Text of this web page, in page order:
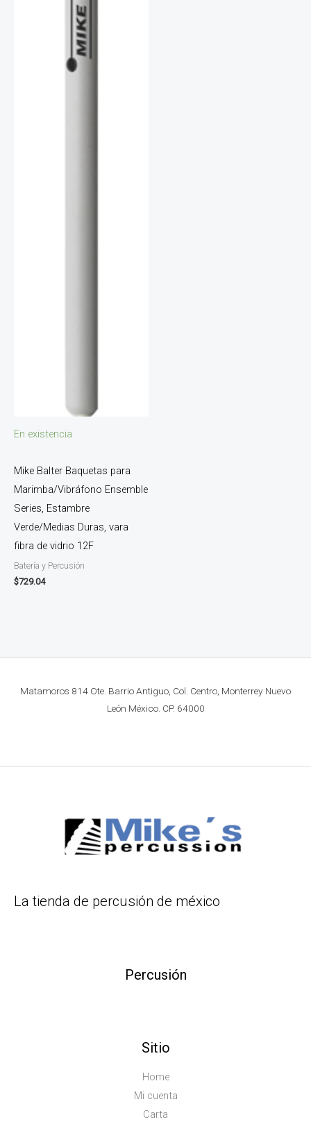
En existencia
Mike Balter Baquetas para
Marimba/Vibráfono Ensemble
Series, Estambre
Verde/Medias Duras, vara
fibra de vidrio 12F
Batería y Percusión
$729.04
Matamoros 814 Ote. Barrio Antiguo, Col. Centro, Monterrey Nuevo
León México. CP. 64000
La tienda de percusión de méxico
Percusión
Sitio
Home
Mi cuenta
Carta